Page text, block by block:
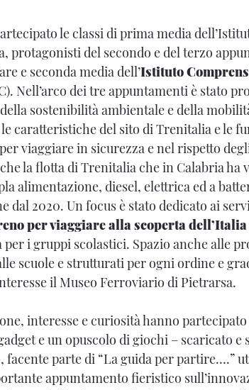
le classi di prima media
protagonisti del secondo e del terzo
e seconda media dell’Istituto
Nell’arco dei tre appuntamenti è stato
sostenibilità ambientale e della
caratteristiche del sito di Trenitalia e le
viaggiare in sicurezza e nel rispetto
la flotta di Trenitalia che in Calabria ha
alimentazione, diesel, elettrica ed a
dal 2020. Un focus è stato dedicato ai
per viaggiare alla scoperta dell’Italia
i gruppi scolastici. Spazio anche alle
scuole e strutturati per ogni ordine e
il Museo Ferroviario di Pietrarsa.
interesse e curiosità hanno
e un opuscolo di giochi – scaricato e
facente parte di “La guida per partire….”
appuntamento fieristico